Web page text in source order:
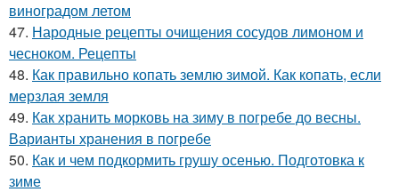
виноградом летом
47. Народные рецепты очищения сосудов лимоном и
чесноком. Рецепты
48. Как правильно копать землю зимой. Как копать, если
мерзлая земля
49. Как хранить морковь на зиму в погребе до весны.
Варианты хранения в погребе
50. Как и чем подкормить грушу осенью. Подготовка к
зиме